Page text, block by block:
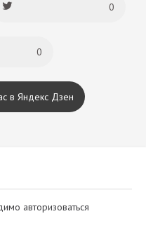
0
0
в Яндекс Дзен
авторизоваться